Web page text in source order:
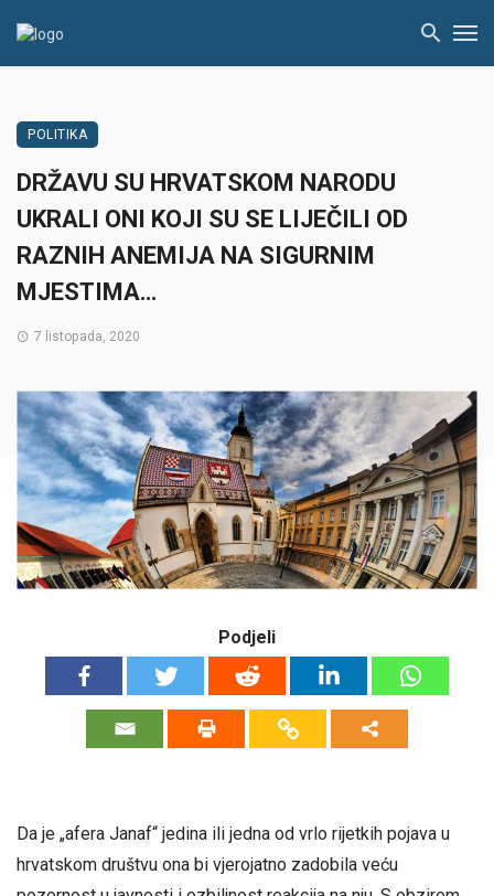
POLITIKA
DRŽAVU SU HRVATSKOM NARODU
UKRALI ONI KOJI SU SE LIJEČILI OD
RAZNIH ANEMIJA NA SIGURNIM
MJESTIMA…
7 listopada, 2020
Podjeli
Da je „afera Janaf“ jedina ili jedna od vrlo rijetkih pojava u
hrvatskom društvu ona bi vjerojatno zadobila veću